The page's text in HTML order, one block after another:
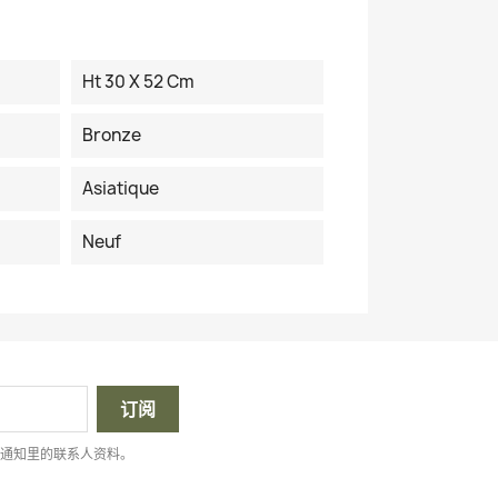
Ht 30 X 52 Cm
Bronze
Asiatique
Neuf
知里的联系人资料。